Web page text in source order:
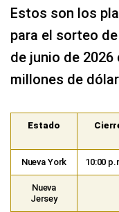
Estos son los
para el sorteo
de junio de
millones de
Estado
Nueva York 10:00
Nueva
Jersey